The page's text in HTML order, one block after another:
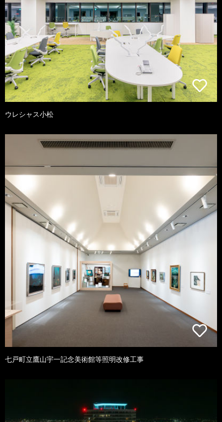
ウレシャス小松
七戸町立鷹山宇一記念美術館等照明改修工事